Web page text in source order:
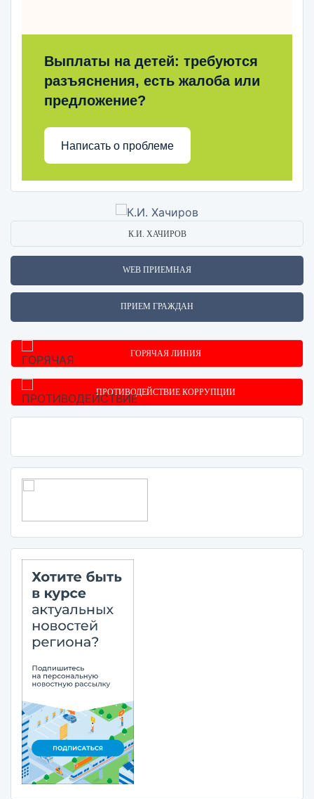
Выплаты на детей: требуются
разъяснения, есть жалоба или
предложение?
Написать о проблеме
К.И. ХАЧИРОВ
WEB ПРИЕМНАЯ
ПРИЕМ ГРАЖДАН
ГОРЯЧАЯ ЛИНИЯ
ПРОТИВОДЕЙСТВИЕ КОРРУПЦИИ